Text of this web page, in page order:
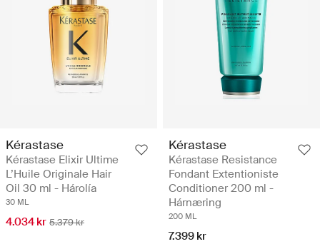
Kérastase
Kérastase Elixir Ultime
L’Huile Originale Hair
Oil 30 ml - Hárolía
30 ML
4.034 kr 5.379 kr
Kérastase
Kérastase Resistance
Fondant Extentioniste
Conditioner 200 ml -
Hárnæring
200 ML
7.399 kr